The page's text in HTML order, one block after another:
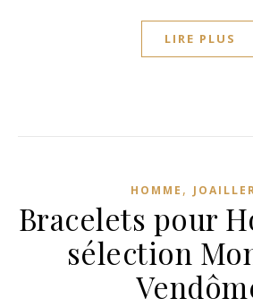
LIRE PLUS
HOMME ,
Bracelets pour
sélection